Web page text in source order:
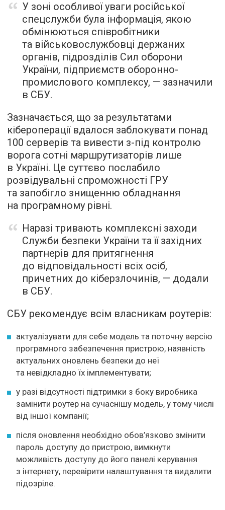
У зоні особливої уваги російської
спецслужби була інформація, якою
обмінюються співробітники
та військовослужбовці держаних
органів, підрозділів Сил оборони
України, підприємств оборонно-
промислового комплексу, — зазначили
в СБУ.
Зазначається, що за результатами
кібероперації вдалося заблокувати понад
100 серверів та вивести з-під контролю
ворога сотні маршрутизаторів лише
в Україні. Це суттєво послабило
розвідувальні спроможності ГРУ
та запобігло знищенню обладнання
на програмному рівні.
Наразі тривають комплексні заходи
Служби безпеки України та її західних
партнерів для притягнення
до відповідальності всіх осіб,
причетних до кіберзлочинів, — додали
в СБУ.
СБУ рекомендує всім власникам роутерів:
актуалізувати для себе модель та поточну версію
програмного забезпечення пристрою, наявність
актуальних оновлень безпеки до неї
та невідкладно їх імплементувати;
у разі відсутності підтримки з боку виробника
замінити роутер на сучаснішу модель, у тому числі
від іншої компанії;
після оновлення необхідно обов’язково змінити
пароль доступу до пристрою, вимкнути
можливість доступу до його панелі керування
з інтернету, перевірити налаштування та видалити
підозріле.